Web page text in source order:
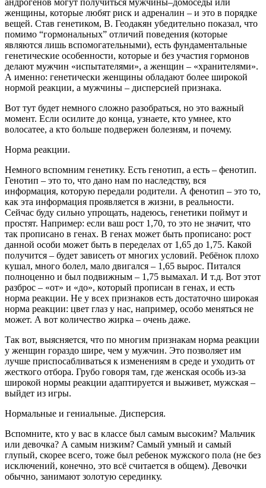
андрогенов могут получиться мужчины–домоседы или
женщины, которые любят риск и адреналин – и это в порядке
вещей. Став генетиком, В. Геодакян убедительно показал, что
помимо “гормональных” отличий поведения (которые
являются лишь вспомогательными), есть фундаментальные
генетические особенности, которые и без участия гормонов
делают мужчин «испытателями», а женщин – «хранителями».
А именно: генетически женщины обладают более широкой
нормой реакции, а мужчины – дисперсией признака.
Вот тут будет немного сложно разобраться, но это важный
момент. Если осилите до конца, узнаете, кто умнее, кто
волосатее, а кто больше подвержен болезням, и почему.
Норма реакции.
Немного вспомним генетику. Есть генотип, а есть – фенотип.
Генотип – это то, что дано нам по наследству, вся
информация, которую передали родители. А фенотип – это то,
как эта информация проявляется в жизни, в реальности.
Сейчас буду сильно упрощать, надеюсь, генетики поймут и
простят. Например: если ваш рост 1,70, то это не значит, что
так прописано в генах. В генах может быть прописано: рост
данной особи может быть в переделах от 1,65 до 1,75. Какой
получится – будет зависеть от многих условий. Ребёнок плохо
кушал, много болел, мало двигался – 1,65 вырос. Питался
полноценно и был подвижным – 1,75 вымахал. И т.д. Вот этот
разброс – «от» и «до», который прописан в генах, и есть
норма реакции. Не у всех признаков есть достаточно широкая
норма реакции: цвет глаз у нас, например, особо меняться не
может. А вот количество жирка – очень даже.
Так вот, выясняется, что по многим признакам норма реакции
у женщин гораздо шире, чем у мужчин. Это позволяет им
лучше приспосабливаться к изменениям в среде и уходить от
жесткого отбора. Грубо говоря там, где женская особь из-за
широкой нормы реакции адаптируется и выживет, мужская –
выйдет из игры.
Нормальные и гениальные. Дисперсия.
Вспомните, кто у вас в классе был самым высоким? Мальчик
или девочка? А самым низким? Самый умный и самый
глупый, скорее всего, тоже был ребенок мужского пола (не без
исключений, конечно, это всё считается в общем). Девочки
обычно, занимают золотую серединку.